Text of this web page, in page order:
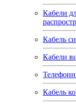
Кабели
Кабель
Кабели
Кабель